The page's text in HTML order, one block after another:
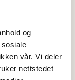
og
sosiale
vår. Vi deler
nettstedet